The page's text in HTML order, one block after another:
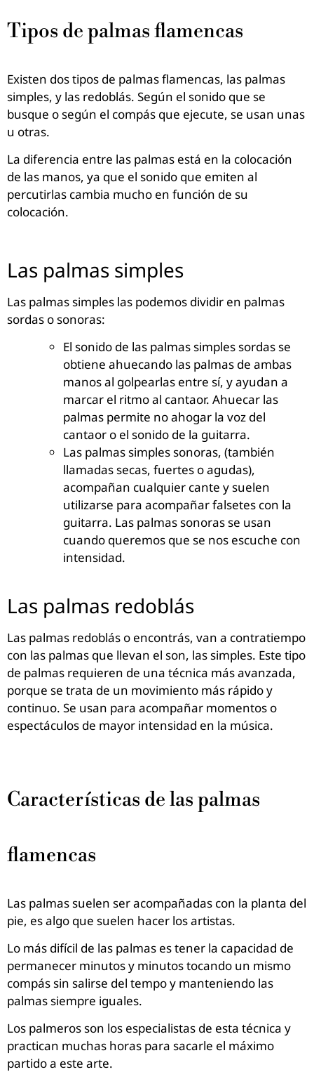
Tipos de palmas flamencas
Existen dos tipos de palmas flamencas, las palmas
simples, y las redoblás. Según el sonido que se
busque o según el compás que ejecute, se usan unas
u otras.
La diferencia entre las palmas está en la colocación
de las manos, ya que el sonido que emiten al
percutirlas cambia mucho en función de su
colocación.
Las palmas simples
Las palmas simples las podemos dividir en palmas
sordas o sonoras:
El sonido de las palmas simples sordas se
obtiene ahuecando las palmas de ambas
manos al golpearlas entre sí, y ayudan a
marcar el ritmo al cantaor. Ahuecar las
palmas permite no ahogar la voz del
cantaor o el sonido de la guitarra.
Las palmas simples sonoras, (también
llamadas secas, fuertes o agudas),
acompañan cualquier cante y suelen
utilizarse para acompañar falsetes con la
guitarra. Las palmas sonoras se usan
cuando queremos que se nos escuche con
intensidad.
Las palmas redoblás
Las palmas redoblás o encontrás, van a contratiempo
con las palmas que llevan el son, las simples. Este tipo
de palmas requieren de una técnica más avanzada,
porque se trata de un movimiento más rápido y
continuo. Se usan para acompañar momentos o
espectáculos de mayor intensidad en la música.
Características de las palmas
flamencas
Las palmas suelen ser acompañadas con la planta del
pie, es algo que suelen hacer los artistas.
Lo más difícil de las palmas es tener la capacidad de
permanecer minutos y minutos tocando un mismo
compás sin salirse del tempo y manteniendo las
palmas siempre iguales.
Los palmeros son los especialistas de esta técnica y
practican muchas horas para sacarle el máximo
partido a este arte.